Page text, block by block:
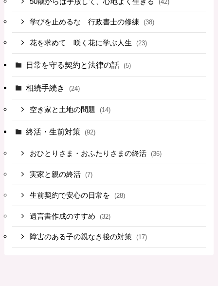
(42)
学びを止めるな 行政書士の修練 (38)
花を求めて 咲く花に学ぶ人生 (23)
日常を守る契約と法律の話 (5)
相続手続き (24)
空き家と土地の問題 (14)
終活・生前対策 (92)
おひとりさま・おふたりさまの終活 (36)
実家と親の終活 (7)
生前契約で安心の日常を (28)
遺言書作成のすすめ (32)
障害のある子の親なき後の対策 (17)